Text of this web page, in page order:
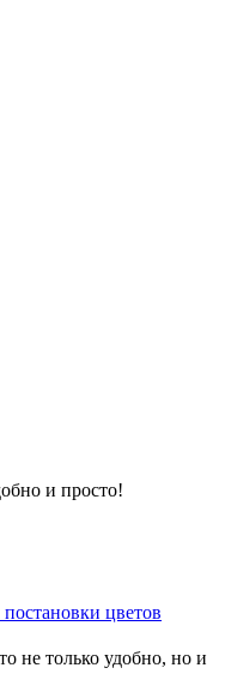
и просто!
не только удобно, но и